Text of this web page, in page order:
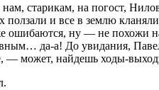
старикам, на погост,
ползали и все в землю
ошибаются, ну — не похожи
да-а! До увидания,
— может, найдешь ходы-